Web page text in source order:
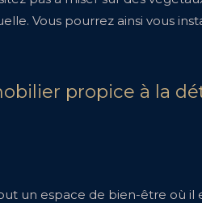
Vous pourrez ainsi vous
propice à la
un espace de bien-être où il